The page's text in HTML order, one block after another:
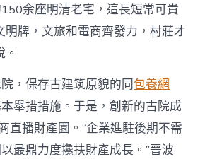
余座明清老宅，這長短常可貴
明牌，文旅和電商齊發力，村莊才
，保存古建筑原貌的同包養網
舉措措施。于是，創新的古院成
直播財產園。“企業進駐後期不需
最鼎力度攙扶財產成長。”晉波